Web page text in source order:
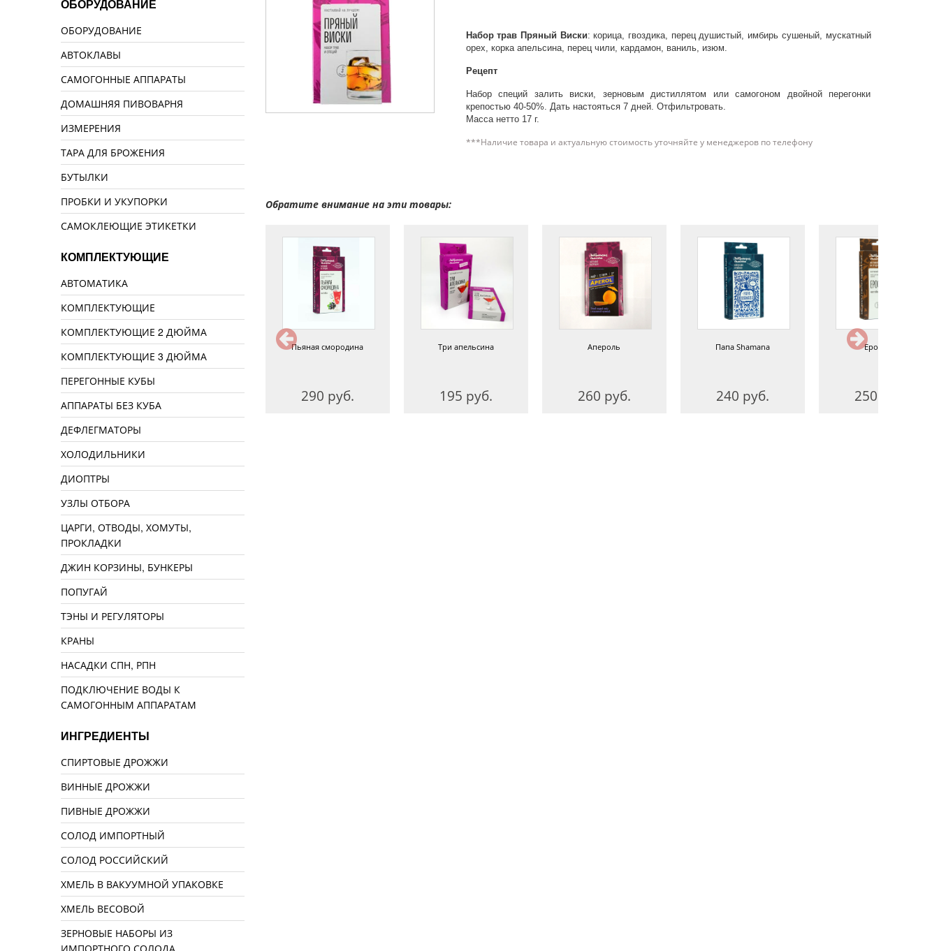
Набор трав Пряный Виски: корица, гвоздика, перец душистый, имбирь сушеный, мускатный
орех, корка апельсина, перец чили, кардамон, ваниль, изюм.
Рецепт
Набор специй залить виски, зерновым дистиллятом или самогоном двойной перегонки
крепостью 40-50%. Дать настояться 7 дней. Отфильтровать.
Масса нетто 17 г.
***Наличие товара и актуальную стоимость уточняйте у менеджеров по телефону
Обратите внимание на эти товары:
Ром капитанский
170 руб.
Стрижамент
180 руб.
Пьяная смородина
290 руб.
Три апельсина
195 руб.
Апероль
260 руб.
Папа Shamana
240 руб.
Ерофеич
250 руб.
ОБОРУДОВАНИЕ
ОБОРУДОВАНИЕ
АВТОКЛАВЫ
САМОГОННЫЕ АППАРАТЫ
ДОМАШНЯЯ ПИВОВАРНЯ
ИЗМЕРЕНИЯ
ТАРА ДЛЯ БРОЖЕНИЯ
БУТЫЛКИ
ПРОБКИ И УКУПОРКИ
САМОКЛЕЮЩИЕ ЭТИКЕТКИ
КОМПЛЕКТУЮЩИЕ
АВТОМАТИКА
КОМПЛЕКТУЮЩИЕ
КОМПЛЕКТУЮЩИЕ 2 ДЮЙМА
КОМПЛЕКТУЮЩИЕ 3 ДЮЙМА
ПЕРЕГОННЫЕ КУБЫ
АППАРАТЫ БЕЗ КУБА
ДЕФЛЕГМАТОРЫ
ХОЛОДИЛЬНИКИ
ДИОПТРЫ
УЗЛЫ ОТБОРА
ЦАРГИ, ОТВОДЫ, ХОМУТЫ,
ПРОКЛАДКИ
ДЖИН КОРЗИНЫ, БУНКЕРЫ
ПОПУГАЙ
ТЭНЫ И РЕГУЛЯТОРЫ
КРАНЫ
НАСАДКИ СПН, РПН
ПОДКЛЮЧЕНИЕ ВОДЫ К
САМОГОННЫМ АППАРАТАМ
ИНГРЕДИЕНТЫ
СПИРТОВЫЕ ДРОЖЖИ
ВИННЫЕ ДРОЖЖИ
ПИВНЫЕ ДРОЖЖИ
СОЛОД ИМПОРТНЫЙ
СОЛОД РОССИЙСКИЙ
ХМЕЛЬ В ВАКУУМНОЙ УПАКОВКЕ
ХМЕЛЬ ВЕСОВОЙ
ЗЕРНОВЫЕ НАБОРЫ ИЗ